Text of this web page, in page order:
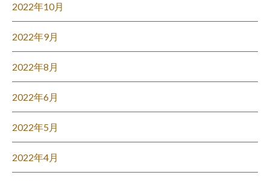
2022年10月
2022年9月
2022年8月
2022年6月
2022年5月
2022年4月